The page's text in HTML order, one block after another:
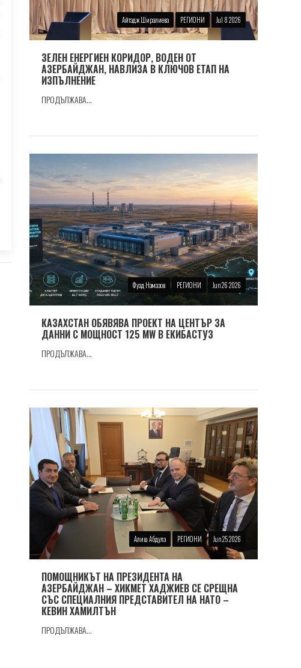
Айтадж Ширалиева РЕГИОНИ Jul 8 2026
ЗЕЛЕН ЕНЕРГИЕН КОРИДОР, ВОДЕН ОТ
АЗЕРБАЙДЖАН, НАВЛИЗА В КЛЮЧОВ ЕТАП НА
ИЗПЪЛНЕНИЕ
ПРОДЪЛЖАВА...
Фуад Намазов РЕГИОНИ Jun 26 2026
КАЗАХСТАН ОБЯВЯВА ПРОЕКТ НА ЦЕНТЪР ЗА
ДАННИ С МОЩНОСТ 125 MW В ЕКИБАСТУЗ
ПРОДЪЛЖАВА...
Алиш Абдула РЕГИОНИ Jun 25 2026
ПОМОЩНИКЪТ НА ПРЕЗИДЕНТА НА
АЗЕРБАЙДЖАН – ХИКМЕТ ХАДЖИЕВ СЕ СРЕЩНА
СЪС СПЕЦИАЛНИЯ ПРЕДСТАВИТЕЛ НА НАТО –
КЕВИН ХАМИЛТЪН
ПРОДЪЛЖАВА...